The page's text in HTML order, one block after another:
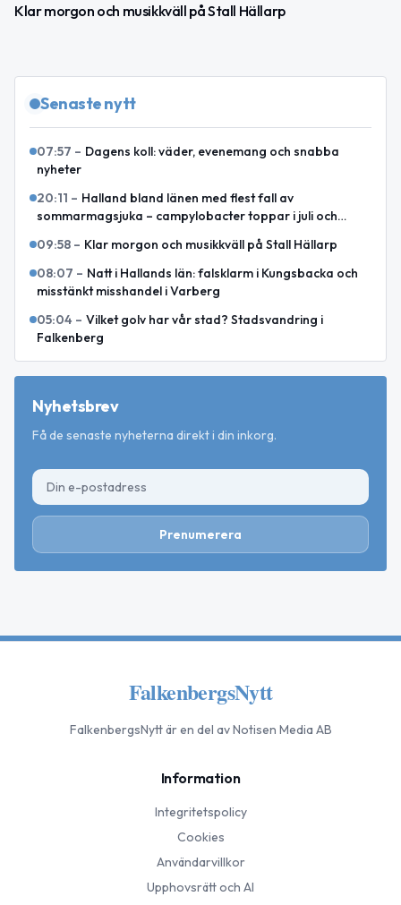
Klar morgon och musikkväll på Stall Hällarp
Senaste nytt
07:57 – Dagens koll: väder, evenemang och snabba
nyheter
20:11 – Halland bland länen med flest fall av
sommarmagsjuka – campylobacter toppar i juli och
09:58 – Klar morgon och musikkväll på Stall Hällarp
08:07 – Natt i Hallands län: falsklarm i Kungsbacka och
misstänkt misshandel i Varberg
05:04 – Vilket golv har vår stad? Stadsvandring i
Falkenberg
Nyhetsbrev
Få de senaste nyheterna direkt i din inkorg.
Prenumerera
FalkenbergsNytt
FalkenbergsNyttär en del av Notisen Media AB
Information
Integritetspolicy
Cookies
Användarvillkor
Upphovsrätt och AI